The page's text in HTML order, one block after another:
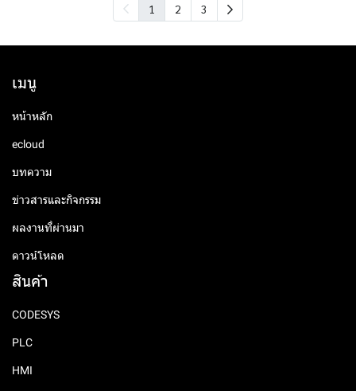
1 2 3
เมนู
หน้าหลัก
ecloud
บทความ
ข่าวสารและกิจกรรม
ผลงานที่ผ่านมา
ดาวน์โหลด
สินค้า
CODESYS
PLC
HMI